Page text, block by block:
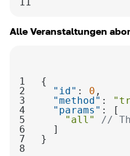
Alle Veranstaltungen
1
2
"id" : 0
3
"method" :
4
"params"
5
"all"
//
6
7
8